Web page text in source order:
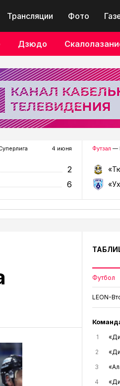
Трансляции Фото
Дзюдо
4 июня
2
6
Футзал —
Футбол
LEON-
1
2
3
4